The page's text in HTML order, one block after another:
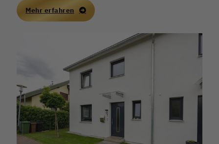
Mehr erfahren